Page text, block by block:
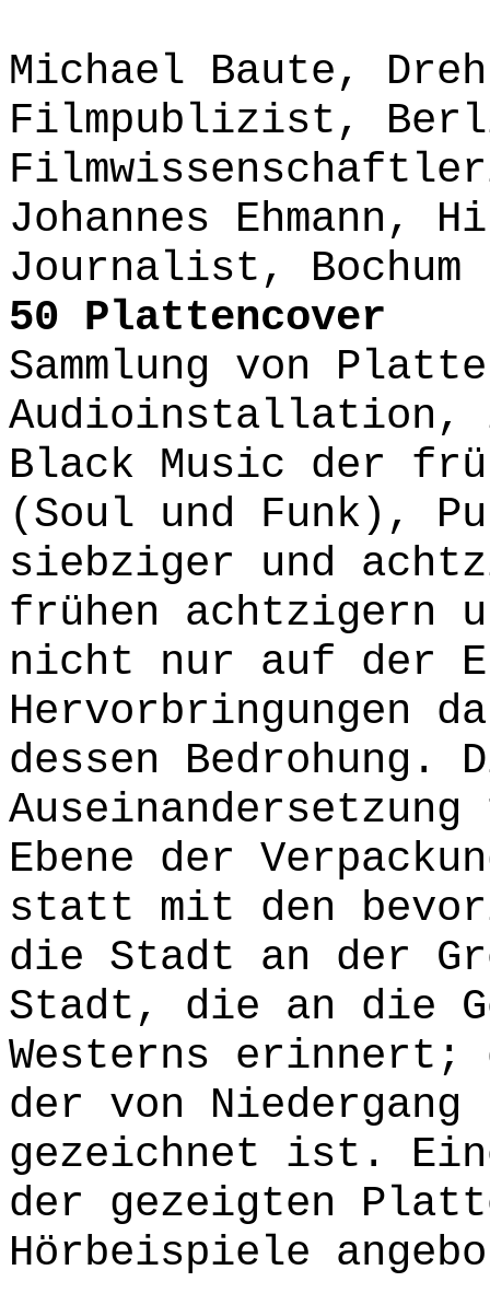
Michael Baute,
Filmpublizist,
Johannes Ehmann,
Journalist, Bochum
50 Plattencover
Sammlung von
Audioinstallation,
Black Music der
(Soul und Funk),
siebziger und
frühen achtzigern
nicht nur auf der
Hervorbringungen
dessen Bedrohung.
Ebene der
statt mit den
die Stadt an der
Stadt, die an die
Westerns
der von Niedergang
gezeichnet ist.
der gezeigten
Hörbeispiele